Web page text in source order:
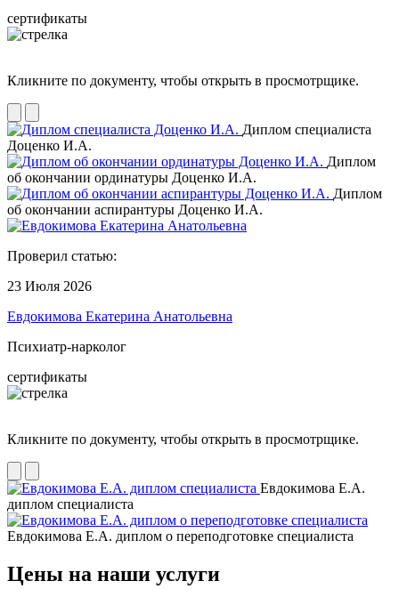
сертификаты
Кликните по документу, чтобы открыть в просмотрщике.
Диплом специалиста
Доценко И.А.
Диплом
об окончании ординатуры Доценко И.А.
Диплом
об окончании аспирантуры Доценко И.А.
Проверил статью:
23 Июля 2026
Евдокимова Екатерина Анатольевна
Психиатр-нарколог
сертификаты
Кликните по документу, чтобы открыть в просмотрщике.
Евдокимова Е.А.
диплом специалиста
Евдокимова Е.А. диплом о переподготовке специалиста
Цены на наши услуги